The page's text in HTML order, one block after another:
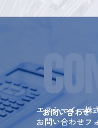
お問い合わせ
エヌシーイー株
お問い合わせフ